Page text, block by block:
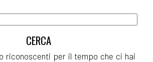
riconoscenti per il tempo che ci hai